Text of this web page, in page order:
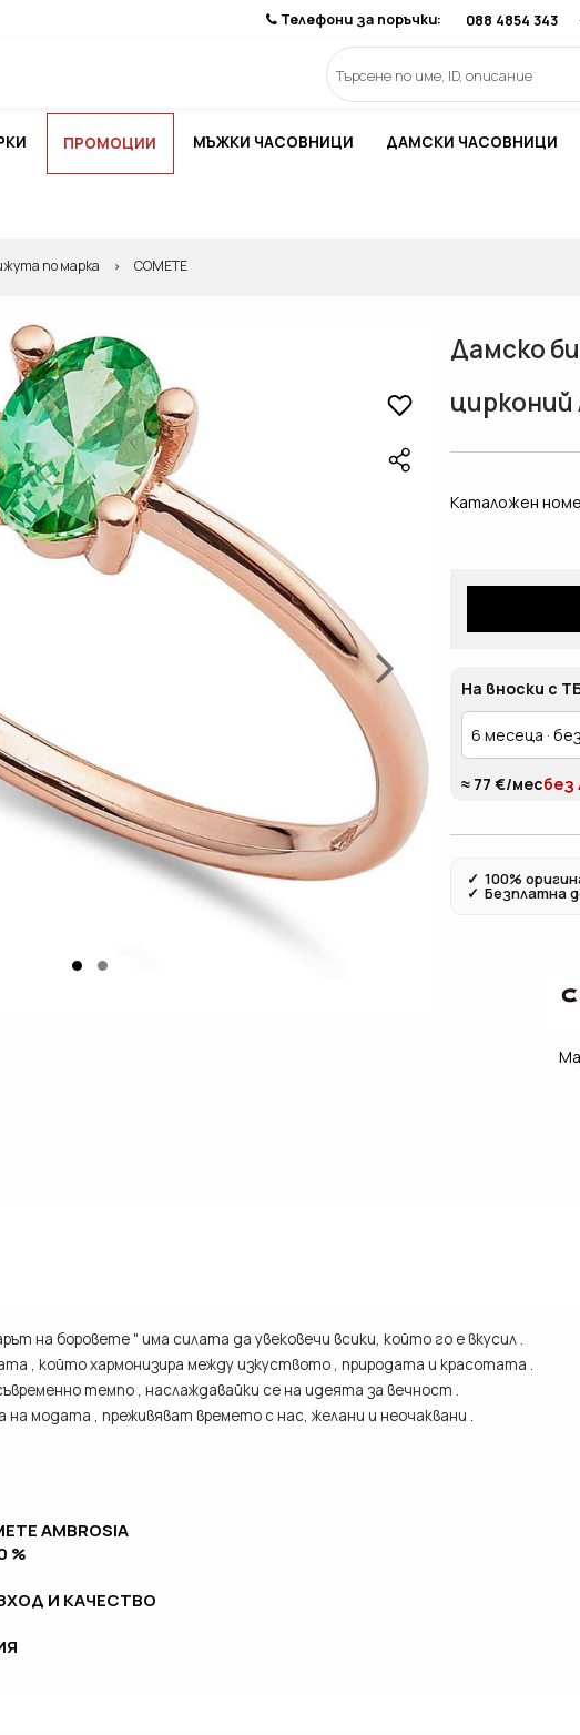
Телефони за поръчки: 088 4854 343 ·
ПРОМОЦИИ МЪЖКИ ЧАСОВНИЦИ ДАМСКИ ЧАСОВНИЦИ
по марка COMETE
Дамско
цирконий
Каталожен
На вноски с
≈ 77 €/месбез
✓ 100%
✓ Безплатна
на боровете " има силата да увековечи всики, който го е вкусил .
, който хармонизира между изкуството , природата и красотата .
темпо , наслаждавайки се на идеята за вечност .
модата , преживяват времето с нас, желани и неочаквани .
AMBROSIA
%
И КАЧЕСТВО